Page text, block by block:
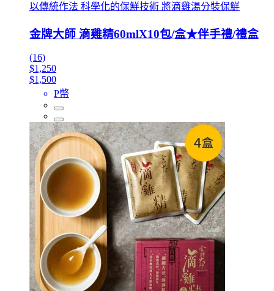
以傳統作法 科學化的保鮮技術 將滴雞湯分裝保鮮
金牌大師 滴雞精60mlX10包/盒★伴手禮/禮盒
(16)
$1,250
$1,500
P幣